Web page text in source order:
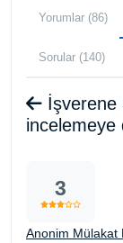
Yorumlar (86)
Sorular (140)
İşverene
incelemeye
3
Anonim Mülakat